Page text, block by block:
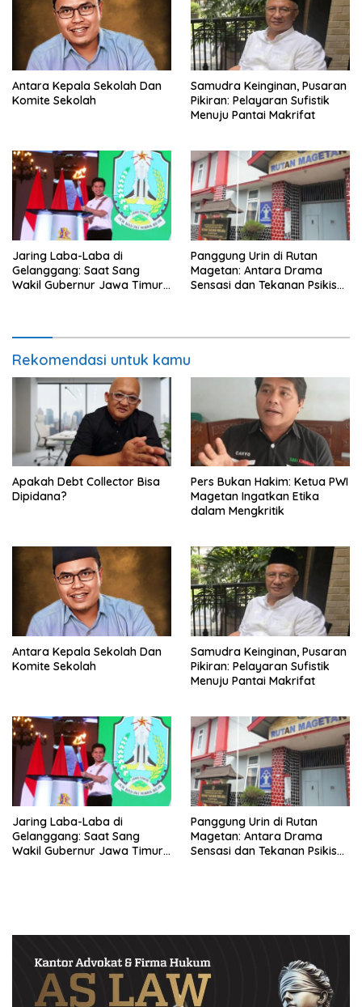
Antara Kepala Sekolah Dan
Komite Sekolah
Samudra Keinginan, Pusaran
Pikiran: Pelayaran Sufistik
Menuju Pantai Makrifat
Jaring Laba-Laba di
Gelanggang: Saat Sang
Wakil Gubernur Jawa Timur
Panggung Urin di Rutan
Magetan: Antara Drama
Sensasi dan Tekanan Psikis
Rekomendasi untuk kamu
Apakah Debt Collector Bisa
Dipidana?
Pers Bukan Hakim: Ketua PWI
Magetan Ingatkan Etika
dalam Mengkritik
Antara Kepala Sekolah Dan
Komite Sekolah
Samudra Keinginan, Pusaran
Pikiran: Pelayaran Sufistik
Menuju Pantai Makrifat
Jaring Laba-Laba di
Gelanggang: Saat Sang
Wakil Gubernur Jawa Timur
Panggung Urin di Rutan
Magetan: Antara Drama
Sensasi dan Tekanan Psikis